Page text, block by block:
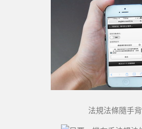
法規法條隨手背